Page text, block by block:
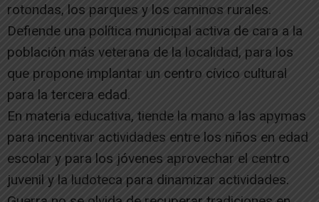
rotondas, los parques y los caminos rurales.
Defiende una política municipal activa de cara a la
población más veterana de la localidad, para los
que propone implantar un centro cívico cultural
para la tercera edad.
En materia educativa, tiende la mano a las apymas
para incentivar actividades entre los niños en edad
escolar y para los jóvenes aprovechar el centro
juvenil y la ludoteca para dinamizar actividades.